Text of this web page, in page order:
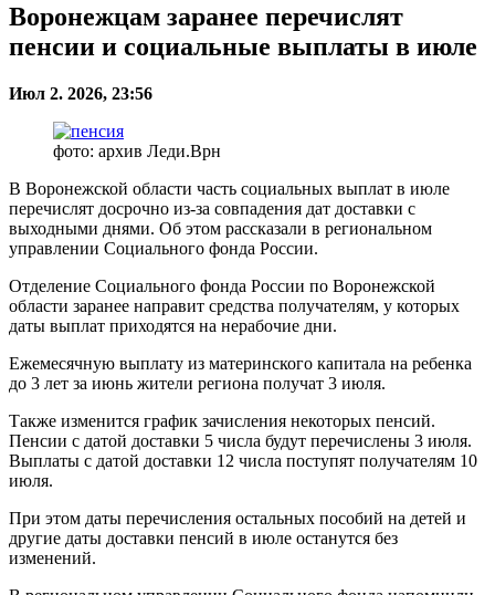
Воронежцам заранее перечислят
пенсии и социальные выплаты в июле
Июл 2. 2026, 23:56
фото: архив Леди.Врн
В Воронежской области часть социальных выплат в июле
перечислят досрочно из-за совпадения дат доставки с
выходными днями. Об этом рассказали в региональном
управлении Социального фонда России.
Отделение Социального фонда России по Воронежской
области заранее направит средства получателям, у которых
даты выплат приходятся на нерабочие дни.
Ежемесячную выплату из материнского капитала на ребенка
до 3 лет за июнь жители региона получат 3 июля.
Также изменится график зачисления некоторых пенсий.
Пенсии с датой доставки 5 числа будут перечислены 3 июля.
Выплаты с датой доставки 12 числа поступят получателям 10
июля.
При этом даты перечисления остальных пособий на детей и
другие даты доставки пенсий в июле останутся без
изменений.